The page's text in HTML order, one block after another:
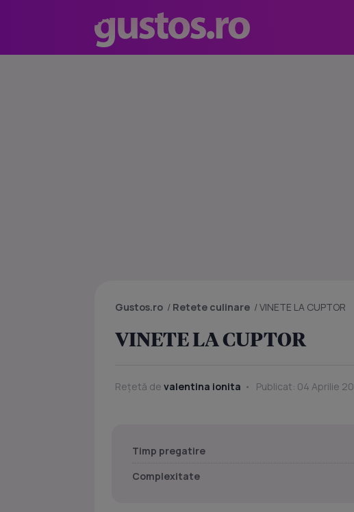
Gustos.ro / Retete culinare /VINETE LA CUPTOR
VINETE LA CUPTOR
Rețetă de valentina ionita Publicat: 04 Aprilie
Timp pregatire
Complexitate